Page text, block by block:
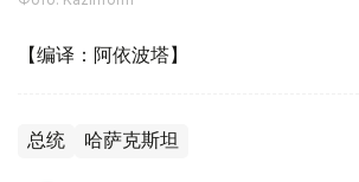
【编译：阿依波塔】
总统 哈萨克斯坦